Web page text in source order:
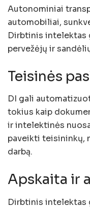
Autonominiai
automobiliai,
Dirbtinis intelektas
pervežėjų ir
Teisinės
DI gali
tokius kaip
ir intelektinės
paveikti teisininkų,
darbą.
Apskaita ir
Dirbtinis intelektas